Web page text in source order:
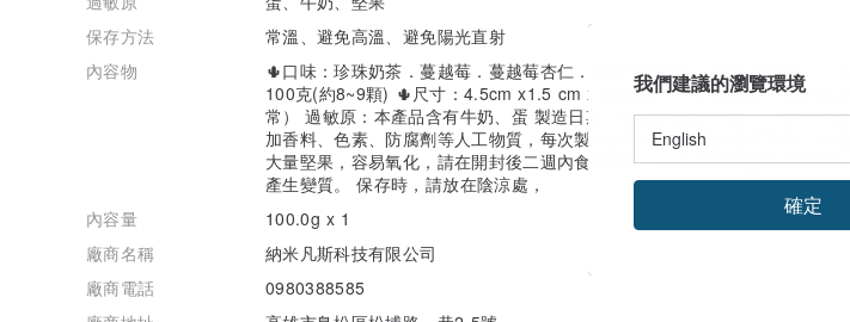
保存方法
常溫、避免高溫、避免陽光直射
內容物
🌵口味：珍珠奶茶．蔓越莓．蔓越莓杏仁．原味牛奶杏仁．芒果 🌵重量：一包
100克(約8~9顆) 🌵尺寸：4.5cm x1.5 cm x 厚度2cm （手工測量±0.2cm為正
常） 過敏原：本產品含有牛奶、蛋 製造日期：標示於包裝內 說 明：不添
加香料、色素、防腐劑等人工物質，每次製作的軟硬度可能會稍有不同。 內含
大量堅果，容易氧化，請在開封後二週內食用完畢，以免糖果跟空氣接觸過久
產生變質。 保存時，請放在陰涼處，
內容量
100.0g x 1
廠商名稱
納米凡斯科技有限公司
廠商電話
0980388585
我們建議的瀏覽環境
確定